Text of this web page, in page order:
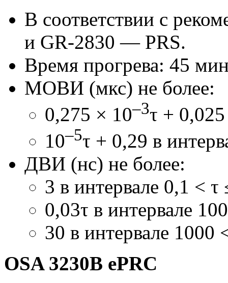
В соответствии с
и GR-2830 — PRS.
Время прогрева: 45
МОВИ (мкс) не более:
0,275 × 10–3τ +
10–5τ + 0,29 в
ДВИ (нс) не более:
3 в интервале 0,1 < τ
0,03τ в интервале
30 в интервале 1000
OSA 3230B ePRC